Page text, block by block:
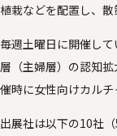
植栽などを配置し、散
毎週土曜日に開催し
層（主婦層）の認知
催時に女性向けカルチ
出展社は以下の10社